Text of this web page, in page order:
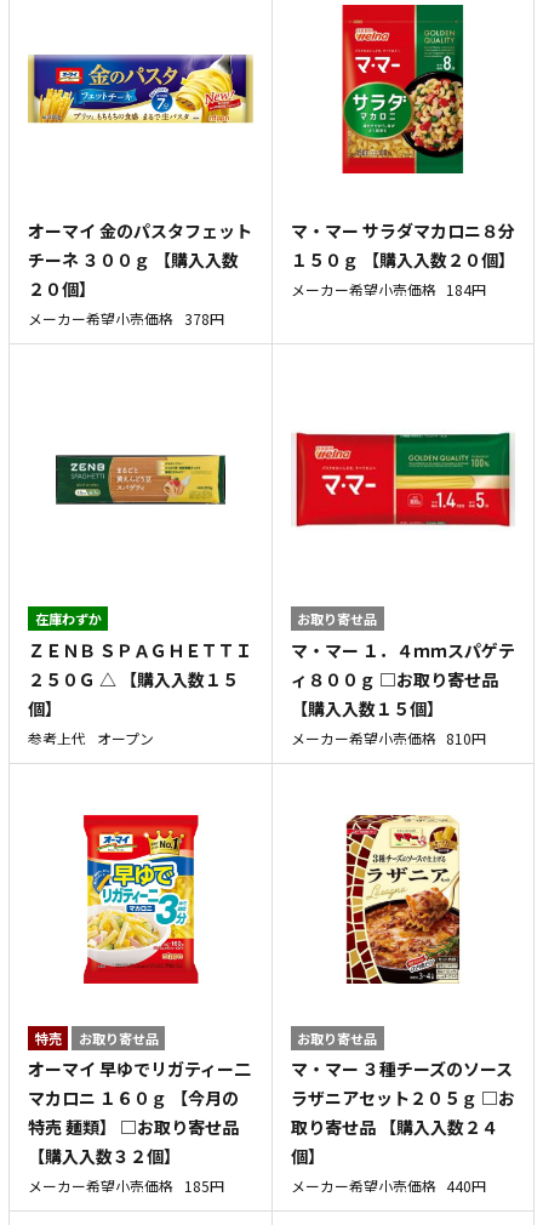
オーマイ 金のパスタフェット
チーネ ３００ｇ 【購入入数
２０個】
メーカー希望小売価格 378円
マ・マー サラダマカロニ８分
１５０ｇ 【購入入数２０個】
メーカー希望小売価格 184円
在庫わずか
ＺＥＮＢ ＳＰＡＧＨＥＴＴＩ
２５０Ｇ △ 【購入入数１５
個】
参考上代 オープン
お取り寄せ品
マ・マー １．４ｍｍスパゲテ
ィ８００ｇ □お取り寄せ品
【購入入数１５個】
メーカー希望小売価格 810円
特売 お取り寄せ品
オーマイ 早ゆでリガティー二
マカロニ １６０ｇ 【今月の
特売 麺類】 □お取り寄せ品
【購入入数３２個】
メーカー希望小売価格 185円
お取り寄せ品
マ・マー ３種チーズのソース
ラザニアセット２０５ｇ □お
取り寄せ品 【購入入数２４
個】
メーカー希望小売価格 440円